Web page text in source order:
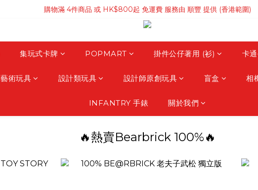
購物滿 4件商品 或 HK$800起 免運費 服務由 順豐 提供 (香港範圍)
集玩式卡牌 POPMART 掛件公仔著用 (衫) 卡
藝術玩具 設計類玩具 設計師原創玩具 盲盒 相
INFANTRY 手錶 關於我們
🔥熱賣Bearbrick 100%🔥